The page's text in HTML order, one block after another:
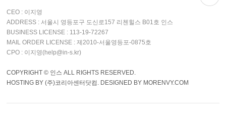
CEO : 이지영
ADDRESS : 서울시 영등포구 도신로157 리첸힐스 B01호 인스
BUSINESS LICENSE : 113-19-72267
MAIL ORDER LICENSE : 제2010-서울영등포-0875호
CPO : 이지영(help@in-s.kr)
COPYRIGHT © 인스 ALL RIGHTS RESERVED.
HOSTING BY (주)코리아센터닷컴. DESIGNED BY MORENVY.COM